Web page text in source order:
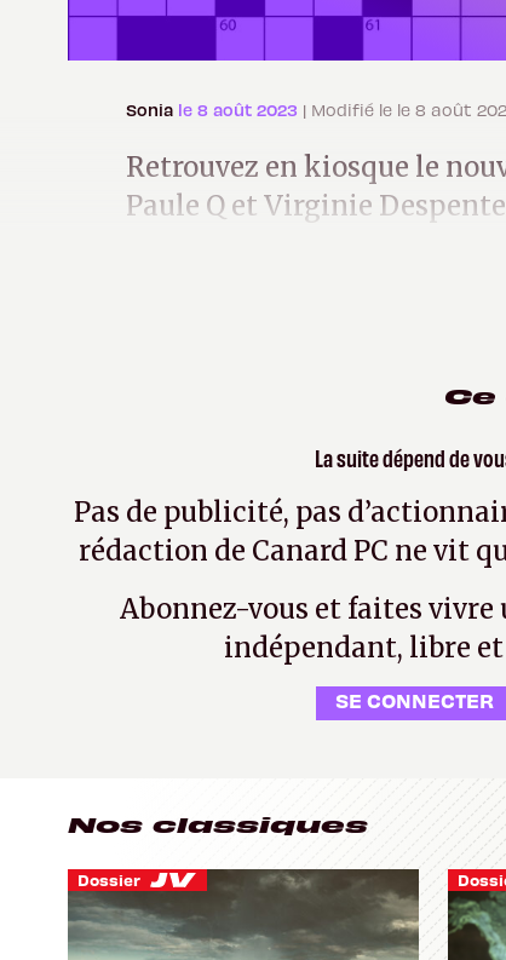
Sonia le 8 août 2023 | Modifié le le 8 août
Retrouvez en kiosque le
Paule Q et Virginie
La suite dépend de
Pas de publicité, pas
rédaction de Canard PC ne vit
Abonnez-vous et faites
indépendant, libre et
SE CONNECTER
Nos classiques
Dossier